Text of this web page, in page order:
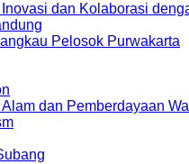
dan Kolaborasi
Pelosok Purwakarta
dan Pemberdayaan